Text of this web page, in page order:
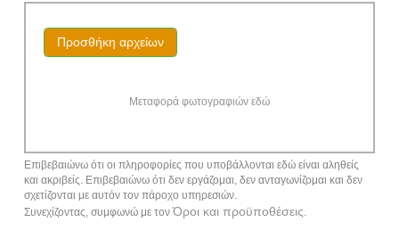
Προσθήκη αρχείων
Μεταφορά φωτογραφιών εδώ
Επιβεβαιώνω ότι οι πληροφορίες που υποβάλλονται εδώ είναι αληθείς
και ακριβείς. Επιβεβαιώνω ότι δεν εργάζομαι, δεν ανταγωνίζομαι και δεν
σχετίζονται με αυτόν τον πάροχο υπηρεσιών.
Συνεχίζοντας, συμφωνώ με τονΌροι και προϋποθέσεις